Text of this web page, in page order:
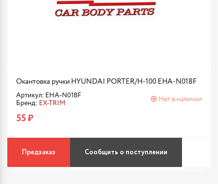
Окантовка ручки HYUNDAI PORTER/H-100 EHA-N018F
Артикул: EHA-N018F
Бренд: EX-TRIM
Нет в наличии
55 ₽
Предзаказ Сообщить о поступлении